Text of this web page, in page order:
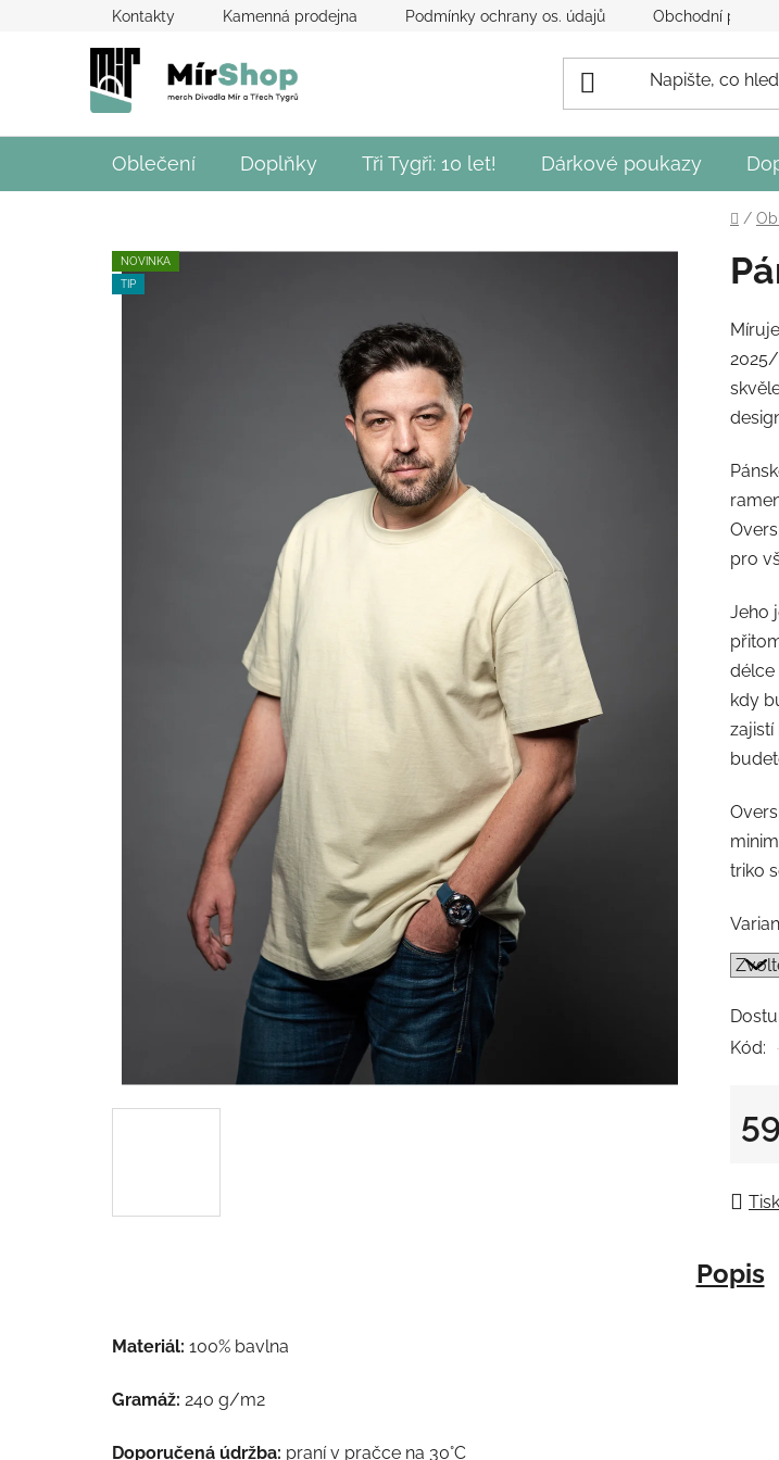
Kontakty Kamenná prodejna Podmínky ochrany os. údajů Obchodní
Oblečení Doplňky Tři Tygři: 10 let! Dárkové poukazy
Domů
/
pro
Jeho
délce
kdy
zajistí
triko
Kód:
Tisk
NOVINKA
TIP
Popis
Materiál: 100% bavlna
Gramáž: 240 g/m2
Doporučená údržba: praní v pračce na 30°C